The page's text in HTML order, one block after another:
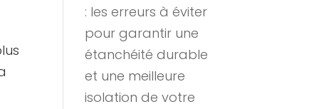
: les erreurs à éviter
pour garantir une
étanchéité durable
et une meilleure
isolation de votre